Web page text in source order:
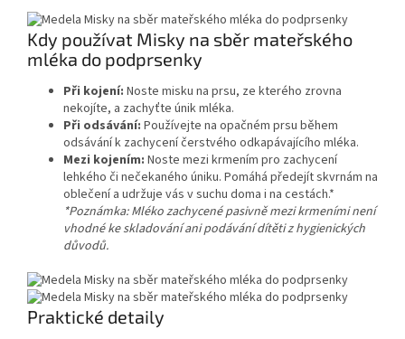
Kdy používat Misky na sběr mateřského
mléka do podprsenky
Při kojení: Noste misku na prsu, ze kterého zrovna
nekojíte, a zachyťte únik mléka.
Při odsávání: Používejte na opačném prsu během
odsávání k zachycení čerstvého odkapávajícího mléka.
Mezi kojením: Noste mezi krmením pro zachycení
lehkého či nečekaného úniku. Pomáhá předejít skvrnám na
oblečení a udržuje vás v suchu doma i na cestách.*
*Poznámka: Mléko zachycené pasivně mezi krmeními není
vhodné ke skladování ani podávání dítěti z hygienických
důvodů.
Praktické detaily